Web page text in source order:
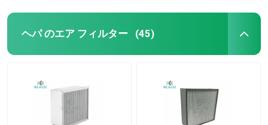
ヘパ のエア フィルター (45)